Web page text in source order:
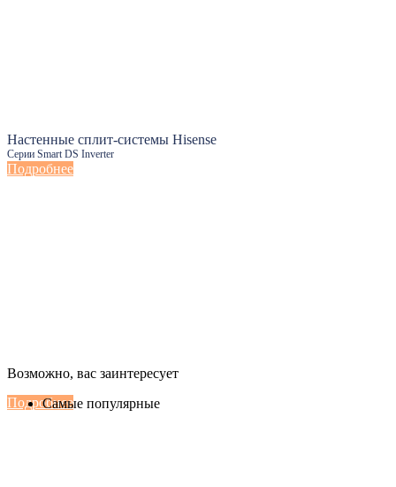
Настенные сплит-системы Hisense
Серии Smart DS Inverter
Подробнее
Настенные сплит-системы Haier
Подробнее
Возможно, вас заинтересует
Самые популярные